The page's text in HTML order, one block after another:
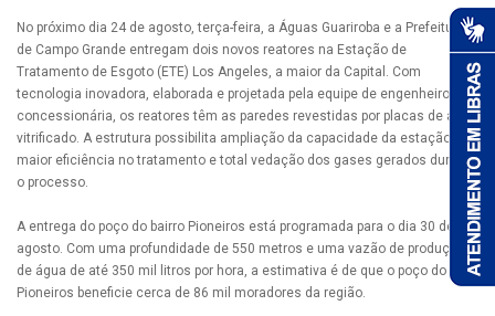
No próximo dia 24 de agosto, terça-feira, a Águas Guariroba e a Prefeitura
de Campo Grande entregam dois novos reatores na Estação de
Tratamento de Esgoto (ETE) Los Angeles, a maior da Capital. Com
tecnologia inovadora, elaborada e projetada pela equipe de engenheiros da
concessionária, os reatores têm as paredes revestidas por placas de aço
vitrificado. A estrutura possibilita ampliação da capacidade da estação,
maior eficiência no tratamento e total vedação dos gases gerados durante
o processo.
A entrega do poço do bairro Pioneiros está programada para o dia 30 de
agosto. Com uma profundidade de 550 metros e uma vazão de produção
de água de até 350 mil litros por hora, a estimativa é de que o poço do
Pioneiros beneficie cerca de 86 mil moradores da região.